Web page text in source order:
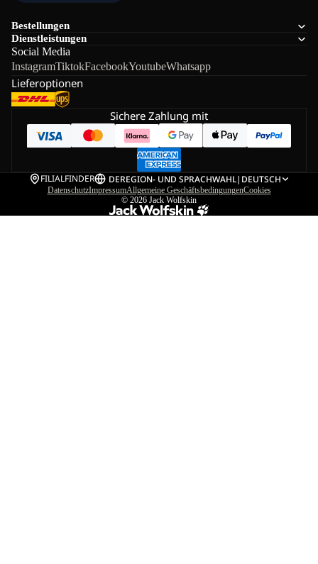
Bestellungen
Dienstleistungen
Social Media
InstagramTiktokFacebookYoutubeWhatsapp
Lieferoptionen
Sichere Zahlung mit
FILIALFINDER DEREGION- UND SPRACHWAHL| DEUTSCH
DatenschutzImpressumAllgemeine GeschäftsbedingungenCookies
© 2026 Jack Wolfskin